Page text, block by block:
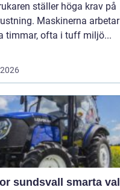
ställer höga krav på
Maskinerna arbetar
timmar, ofta i tuff miljö...
smarta val